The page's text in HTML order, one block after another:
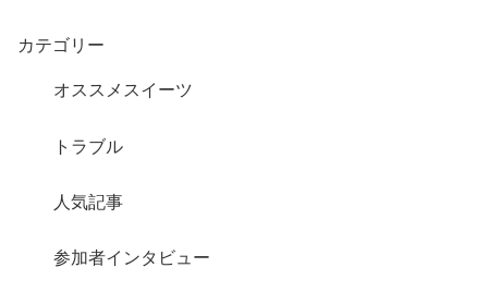
さらに読み込む
カテゴリー
オススメスイーツ
トラブル
人気記事
参加者インタビュー